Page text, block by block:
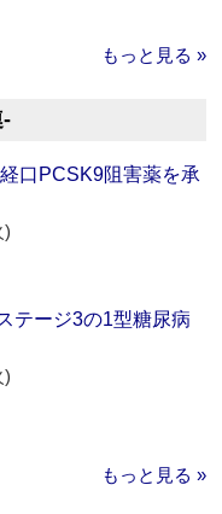
もっと見る »
口PCSK9阻害薬を承
)
テージ3の1型糖尿病
)
もっと見る »